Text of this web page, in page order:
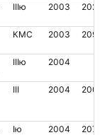
IIIю 2003
КМС 2003
IIIю 2004
III 2004
Iю 2004